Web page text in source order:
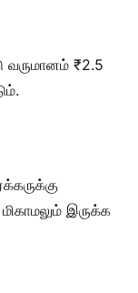
வருமானம் ₹2.5
இருக்க